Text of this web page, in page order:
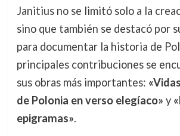
Janitius no se limitó solo a la
sino que también se destacó por
para documentar la historia de
principales contribuciones se
sus obras más importantes:
de Polonia en verso elegíaco» y
epigramas».